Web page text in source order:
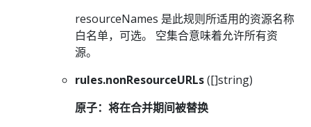
resourceNames 是此规则所适用的资源名称
白名单，可选。 空集合意味着允许所有资
源。
rules.nonResourceURLs([]string)
原子：将在合并期间被替换